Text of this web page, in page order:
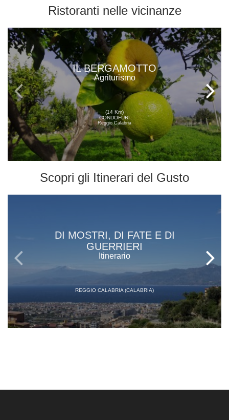
Ristoranti nelle vicinanze
IL BERGAMOTTO
Agriturismo
(14 Km)
CONDOFURI
Reggio Calabria
Scopri gli Itinerari del Gusto
DI MOSTRI, DI FATE E DI
GUERRIERI
Itinerario
REGGIO CALABRIA (CALABRIA)